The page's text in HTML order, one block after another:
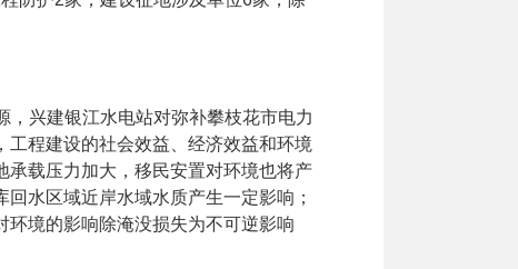
兴建银江水电站对弥补攀枝花市电力
程建设的社会效益、经济效益和环境
载压力加大，移民安置对环境也将产
水区域近岸水域水质产生一定影响；
境的影响除淹没损失为不可逆影响